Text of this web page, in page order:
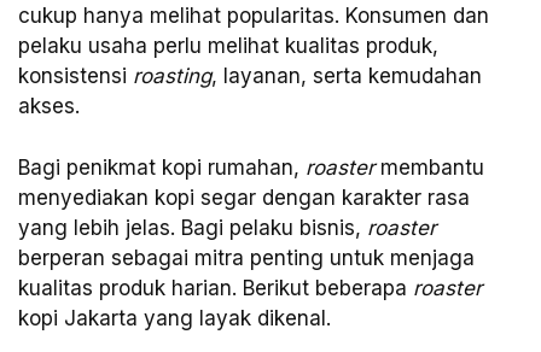
cukup hanya melihat popularitas. Konsumen dan
pelaku usaha perlu melihat kualitas produk,
konsistensi roasting, layanan, serta kemudahan
akses.
Bagi penikmat kopi rumahan, roastermembantu
menyediakan kopi segar dengan karakter rasa
yang lebih jelas. Bagi pelaku bisnis, roaster
berperan sebagai mitra penting untuk menjaga
kualitas produk harian. Berikut beberapa roaster
kopi Jakarta yang layak dikenal.